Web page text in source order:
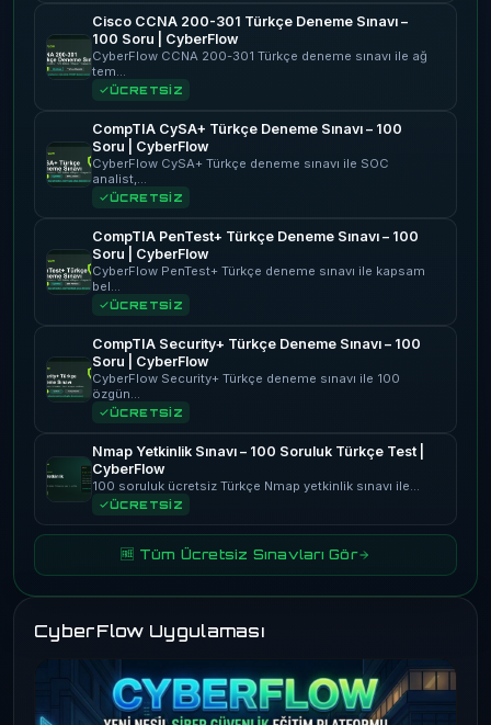
Cisco CCNA 200-301 Türkçe Deneme Sınavı –
100 Soru | CyberFlow
CyberFlow CCNA 200-301 Türkçe deneme sınavı ile ağ
tem…
ÜCRETSİZ
CompTIA CySA+ Türkçe Deneme Sınavı – 100
Soru | CyberFlow
CyberFlow CySA+ Türkçe deneme sınavı ile SOC
analist,…
ÜCRETSİZ
CompTIA PenTest+ Türkçe Deneme Sınavı – 100
Soru | CyberFlow
CyberFlow PenTest+ Türkçe deneme sınavı ile kapsam
bel…
ÜCRETSİZ
CompTIA Security+ Türkçe Deneme Sınavı – 100
Soru | CyberFlow
CyberFlow Security+ Türkçe deneme sınavı ile 100
özgün…
ÜCRETSİZ
Nmap Yetkinlik Sınavı – 100 Soruluk Türkçe Test |
CyberFlow
100 soruluk ücretsiz Türkçe Nmap yetkinlik sınavı ile…
ÜCRETSİZ
🆓 Tüm Ücretsiz Sınavları Gör
CyberFlow Uygulaması